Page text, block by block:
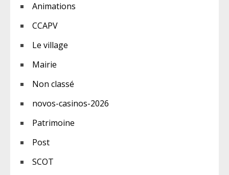
Animations
CCAPV
Le village
Mairie
Non classé
novos-casinos-2026
Patrimoine
Post
SCOT